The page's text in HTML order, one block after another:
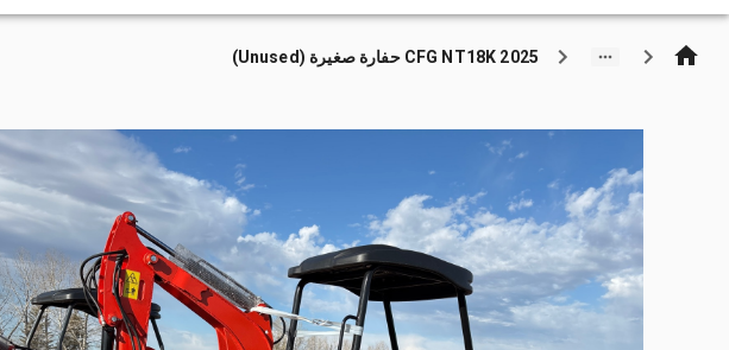
2025 CFG NT18K حفارة صغيرة (Unused)